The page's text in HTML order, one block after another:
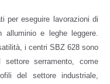
per eseguire lavorazioni di
e leghe leggere.
i centri SBZ 628 sono
serramento, come
del settore industriale,